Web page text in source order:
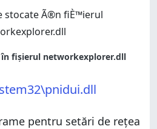
pentru setări de rețea